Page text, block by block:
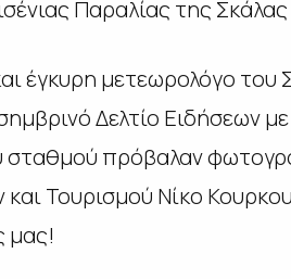
Παραλίας της
έγκυρη μετεωρολόγο του
Δελτίο Ειδήσεων
πρόβαλαν
Τουρισμού Νίκο
μας!